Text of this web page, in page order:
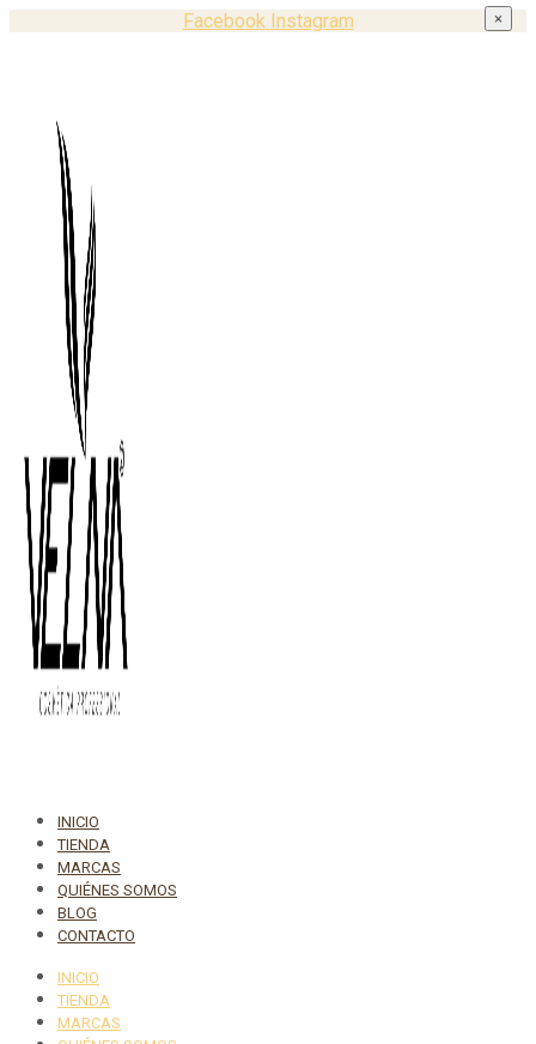
Facebook Instagram
INICIO
TIENDA
MARCAS
QUIÉNES SOMOS
BLOG
CONTACTO
INICIO
TIENDA
MARCAS
×